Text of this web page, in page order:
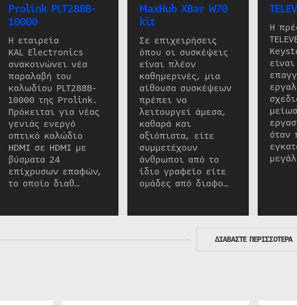
Prolink PLT288B-
10000
Η εταιρεία
KAL Electronics
ανακοινώνει νέα
παραλαβή του
καλωδίου PLT288B-
10000 της Prolink.
Πρόκειται για νέας
γενιάς ενεργό
οπτικό καλώδιο
HDMI σε HDMI με
βύσματα 24
επίχρυσων επαφών,
το οποίο διαθ…
MaxHub XBar W70
kit
Σε επιχειρήσεις
όπου οι συσκέψεις
είναι πλέον
καθημερινές, μια
αίθουσα συσκέψεων
πρέπει να
λειτουργεί άμεσα,
καθαρά και
αξιόπιστα, είτε
συμμετέχουν
άνθρωποι από το
ίδιο γραφείο είτε
ομάδες από διαφο…
Η
όταν
ΔΙΑΒΑΣΤΕ ΠΕΡΙΣΣΟΤΕΡΑ